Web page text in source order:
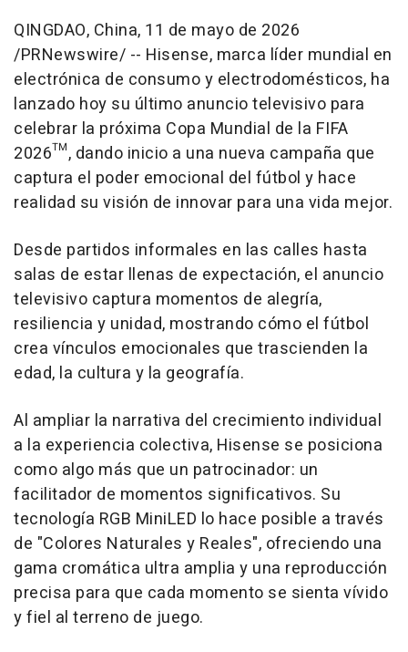
QINGDAO, China, 11 de mayo de 2026
/PRNewswire/ -- Hisense, marca líder mundial en
electrónica de consumo y electrodomésticos, ha
lanzado hoy su último anuncio televisivo para
celebrar la próxima Copa Mundial de la FIFA
2026™, dando inicio a una nueva campaña que
captura el poder emocional del fútbol y hace
realidad su visión de innovar para una vida mejor.
Desde partidos informales en las calles hasta
salas de estar llenas de expectación, el anuncio
televisivo captura momentos de alegría,
resiliencia y unidad, mostrando cómo el fútbol
crea vínculos emocionales que trascienden la
edad, la cultura y la geografía.
Al ampliar la narrativa del crecimiento individual
a la experiencia colectiva, Hisense se posiciona
como algo más que un patrocinador: un
facilitador de momentos significativos. Su
tecnología RGB MiniLED lo hace posible a través
de "Colores Naturales y Reales", ofreciendo una
gama cromática ultra amplia y una reproducción
precisa para que cada momento se sienta vívido
y fiel al terreno de juego.